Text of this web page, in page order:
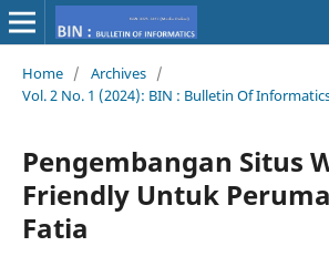
Home / Archives /
Vol. 2 No. 1 (2024): BIN : Bulletin Of
Pengembangan Situs
Friendly Untuk
Fatia